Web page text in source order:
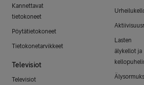
Kannettavat
tietokoneet
Pöytätietokoneet
Tietokonetarvikkeet
Televisiot
Televisiot
Lasten
älykellot ja